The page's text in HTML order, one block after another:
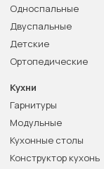
Односпальные
Двуспальные
Детские
Ортопедические
Кухни
Гарнитуры
Модульные
Кухонные столы
Конструктор кухонь